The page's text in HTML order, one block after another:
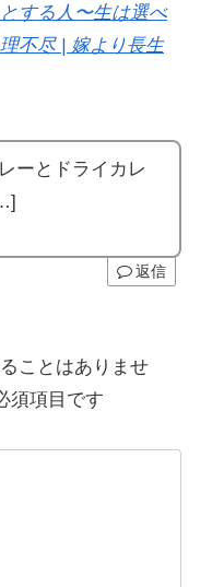
する人〜生は選べ
不尽 | 嫁より長生
ーとドライカレ
返信
ことはありませ
須項目です